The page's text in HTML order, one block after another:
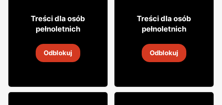
7 99
18 sie 2026
Treści dla osób
pełnoletnich
Odblokuj
1699
18 sie 2026
Treści dla osób
pełnoletnich
Odblokuj